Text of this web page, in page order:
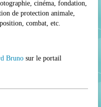
cinéma, fondation,
de protection animale,
combat, etc.
Bruno sur le portail